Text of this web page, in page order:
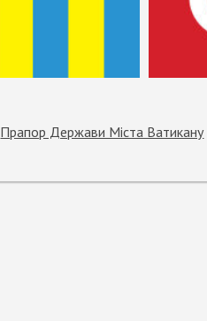
Прапор Держави Міста Ватикану